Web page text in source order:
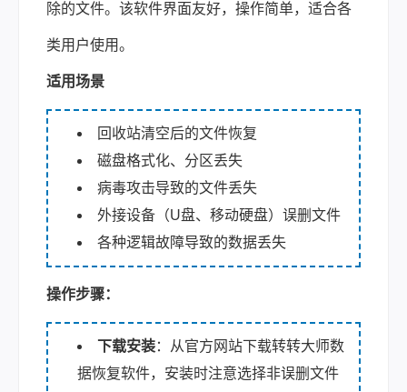
除的文件。该软件界面友好，操作简单，适合各
类用户使用。
适用场景
回收站清空后的文件恢复
磁盘格式化、分区丢失
病毒攻击导致的文件丢失
外接设备（U盘、移动硬盘）误删文件
各种逻辑故障导致的数据丢失
操作步骤：
下载安装：从官方网站下载转转大师数
据恢复软件，安装时注意选择非误删文件